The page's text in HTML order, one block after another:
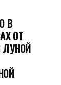
В
ОТ
ЛУНОЙ